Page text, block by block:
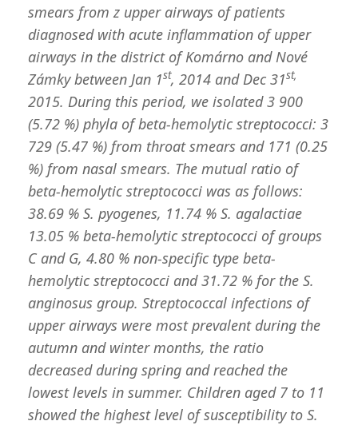
smears from z upper airways of patients
diagnosed with acute inflammation of upper
airways in the district of Komárno and Nové
Zámky between Jan 1st, 2014 and Dec 31st,
2015. During this period, we isolated 3 900
(5.72 %) phyla of beta-hemolytic streptococci: 3
729 (5.47 %) from throat smears and 171 (0.25
%) from nasal smears. The mutual ratio of
beta-hemolytic streptococci was as follows:
38.69 % S. pyogenes, 11.74 % S. agalactiae
13.05 % beta-hemolytic streptococci of groups
C and G, 4.80 % non-specific type beta-
hemolytic streptococci and 31.72 % for the S.
anginosus group. Streptococcal infections of
upper airways were most prevalent during the
autumn and winter months, the ratio
decreased during spring and reached the
lowest levels in summer. Children aged 7 to 11
showed the highest level of susceptibility to S.